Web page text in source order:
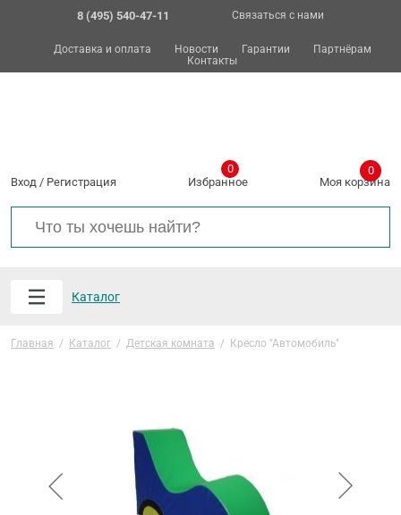
8 (495) 540-47-11 Связаться с нами
Доставка и оплата Новости Гарантии
Партнёрам
Контакты
Вход / Регистрация Избранное
0
Моя корзина
0
Каталог
Главная / Каталог / Детская комната / Кресло "Автомобиль"